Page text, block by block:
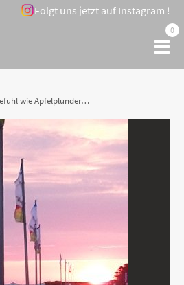
Folgt uns jetzt auf Instagram !
0
wie Apfelplunder…